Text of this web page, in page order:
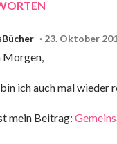
23. Oktober
Morgen,
ich auch mal wieder
mein Beitrag: